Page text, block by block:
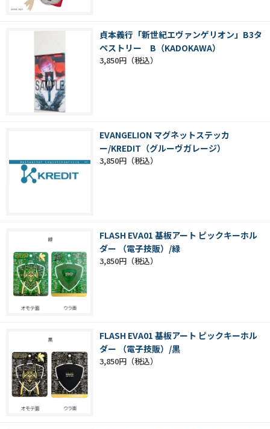
貞本義行「新世紀エヴァンゲリオン」B3タ
ペストリー B（KADOKAWA）
3,850円
EVANGELION マグネットステッカ
ー/KREDIT（グルーヴガレージ）
3,850円
FLASH EVA01 基板アート ピックキーホル
ダー （電子技販）/緑
3,850円
FLASH EVA01 基板アート ピックキーホル
ダー （電子技販）/黒
3,850円